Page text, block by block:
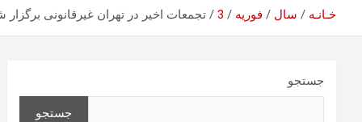
خـانـه سال فوریه 3 تجمعات اخیر در تهران غیرقانونی برگزار
جستجو
جستجو